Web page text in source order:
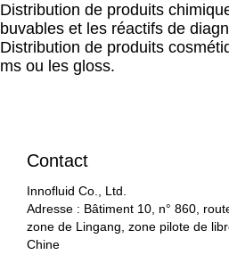
Distribution de produits
buvables et les réactifs de
Distribution de produits
ms ou les gloss.
Contact
Innofluid Co., Ltd.
Adresse : Bâtiment 10, n° 860,
zone de Lingang, zone pilote de
Chine